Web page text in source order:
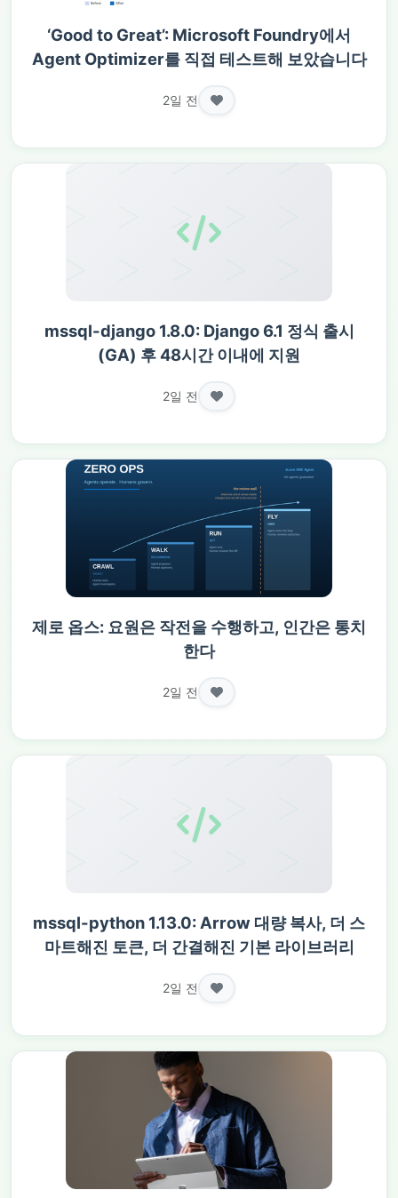
‘Good to Great’: Microsoft Foundry에서
Agent Optimizer를 직접 테스트해 보았습니다
2일 전
mssql-django 1.8.0: Django 6.1 정식 출시
(GA) 후 48시간 이내에 지원
2일 전
제로 옵스: 요원은 작전을 수행하고, 인간은 통치
한다
2일 전
mssql-python 1.13.0: Arrow 대량 복사, 더 스
마트해진 토큰, 더 간결해진 기본 라이브러리
2일 전